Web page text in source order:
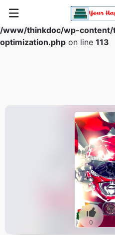
Warning
: Array to string
/www/thinkdoc/wp-content/
optimization.php on line 113
0